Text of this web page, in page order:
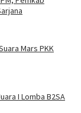
Mars PKK
I Lomba B2SA